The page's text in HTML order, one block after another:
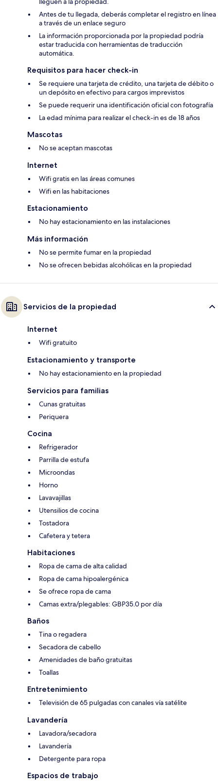
Antes de tu llegada, deberás completar el registro en línea
a través de un enlace seguro
La información proporcionada por la propiedad podría
estar traducida con herramientas de traducción
automática.
Requisitos para hacer check-in
Se requiere una tarjeta de crédito, una tarjeta de débito o
un depósito en efectivo para cargos imprevistos
Se puede requerir una identificación oficial con fotografía
La edad mínima para realizar el check-in es de 18 años
Mascotas
No se aceptan mascotas
Internet
Wifi gratis en las áreas comunes
Wifi en las habitaciones
Estacionamiento
No hay estacionamiento en las instalaciones
Más información
No se permite fumar en la propiedad
No se ofrecen bebidas alcohólicas en la propiedad
Servicios de la propiedad
Internet
Wifi gratuito
Estacionamiento y transporte
No hay estacionamiento en la propiedad
Servicios para familias
Cunas gratuitas
Periquera
Cocina
Refrigerador
Parrilla de estufa
Microondas
Horno
Lavavajillas
Utensilios de cocina
Tostadora
Cafetera y tetera
Habitaciones
Ropa de cama de alta calidad
Ropa de cama hipoalergénica
Se ofrece ropa de cama
Camas extra/plegables: GBP35.0 por día
Baños
Tina o regadera
Secadora de cabello
Amenidades de baño gratuitas
Toallas
Entretenimiento
Televisión de 65 pulgadas con canales vía satélite
Lavandería
Lavadora/secadora
Lavandería
Detergente para ropa
Espacios de trabajo